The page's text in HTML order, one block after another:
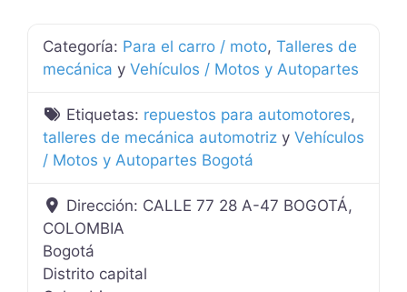
Categoría: Para el carro / moto, Talleres de
mecánica y Vehículos / Motos y Autopartes
Etiquetas: repuestos para automotores,
talleres de mecánica automotriz y Vehículos
/ Motos y Autopartes Bogotá
Dirección: CALLE 77 28 A-47 BOGOTÁ,
COLOMBIA
Bogotá
Distrito capital